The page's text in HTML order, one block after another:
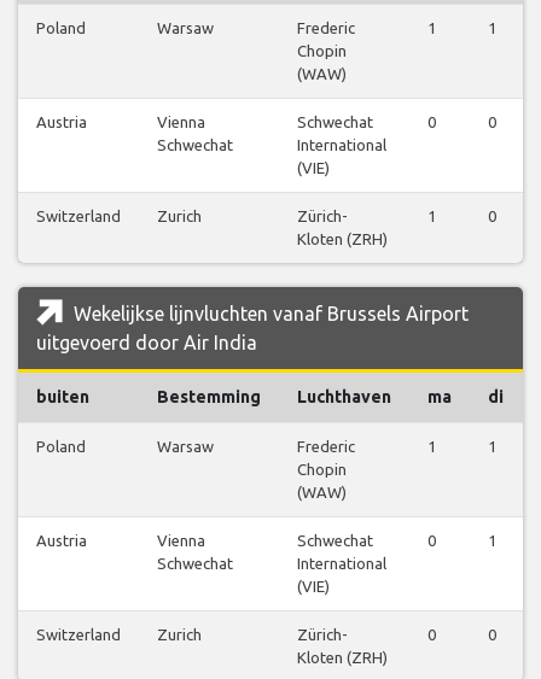
Poland Warsaw
Frederic
Chopin
(WAW)
1 1
Austria
Vienna
Schwechat
Schwechat
International
(VIE)
0 0
Switzerland Zurich
Zürich-
Kloten (ZRH)
1 0
Wekelijkse lijnvluchten vanaf Brussels Airport
uitgevoerd door Air India
buiten Bestemming Luchthaven ma di
Poland Warsaw
Frederic
Chopin
(WAW)
1 1
Austria
Vienna
Schwechat
Schwechat
International
(VIE)
0 1
Switzerland Zurich
Zürich-
Kloten (ZRH)
0 0